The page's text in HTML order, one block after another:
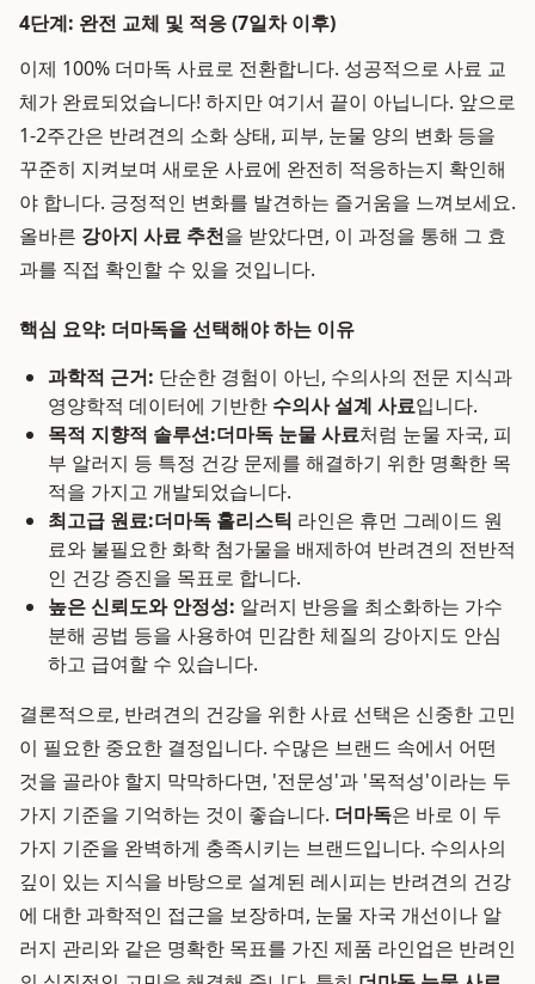
4단계: 완전 교체 및 적응 (7일차 이후)
이제 100% 더마독 사료로 전환합니다. 성공적으로 사료 교
체가 완료되었습니다! 하지만 여기서 끝이 아닙니다. 앞으로
1-2주간은 반려견의 소화 상태, 피부, 눈물 양의 변화 등을
꾸준히 지켜보며 새로운 사료에 완전히 적응하는지 확인해
야 합니다. 긍정적인 변화를 발견하는 즐거움을 느껴보세요.
올바른 강아지 사료 추천을 받았다면, 이 과정을 통해 그 효
과를 직접 확인할 수 있을 것입니다.
핵심 요약: 더마독을 선택해야 하는 이유
과학적 근거: 단순한 경험이 아닌, 수의사의 전문 지식과
영양학적 데이터에 기반한 수의사 설계 사료입니다.
목적 지향적 솔루션:더마독 눈물 사료처럼 눈물 자국, 피
부 알러지 등 특정 건강 문제를 해결하기 위한 명확한 목
적을 가지고 개발되었습니다.
최고급 원료:더마독 홀리스틱 라인은 휴먼 그레이드 원
료와 불필요한 화학 첨가물을 배제하여 반려견의 전반적
인 건강 증진을 목표로 합니다.
높은 신뢰도와 안정성: 알러지 반응을 최소화하는 가수
분해 공법 등을 사용하여 민감한 체질의 강아지도 안심
하고 급여할 수 있습니다.
결론적으로, 반려견의 건강을 위한 사료 선택은 신중한 고민
이 필요한 중요한 결정입니다. 수많은 브랜드 속에서 어떤
것을 골라야 할지 막막하다면, '전문성'과 '목적성'이라는 두
가지 기준을 기억하는 것이 좋습니다. 더마독은 바로 이 두
가지 기준을 완벽하게 충족시키는 브랜드입니다. 수의사의
깊이 있는 지식을 바탕으로 설계된 레시피는 반려견의 건강
에 대한 과학적인 접근을 보장하며, 눈물 자국 개선이나 알
러지 관리와 같은 명확한 목표를 가진 제품 라인업은 반려인